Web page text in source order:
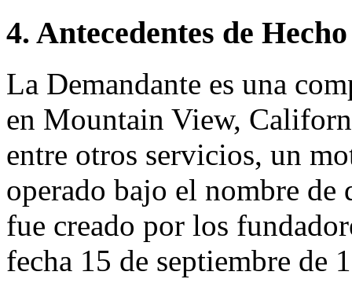
4. Antecedentes de Hecho
La Demandante es una
en Mountain View,
entre otros servicios, un
operado bajo el nombre
fue creado por los
fecha 15 de septiembre de